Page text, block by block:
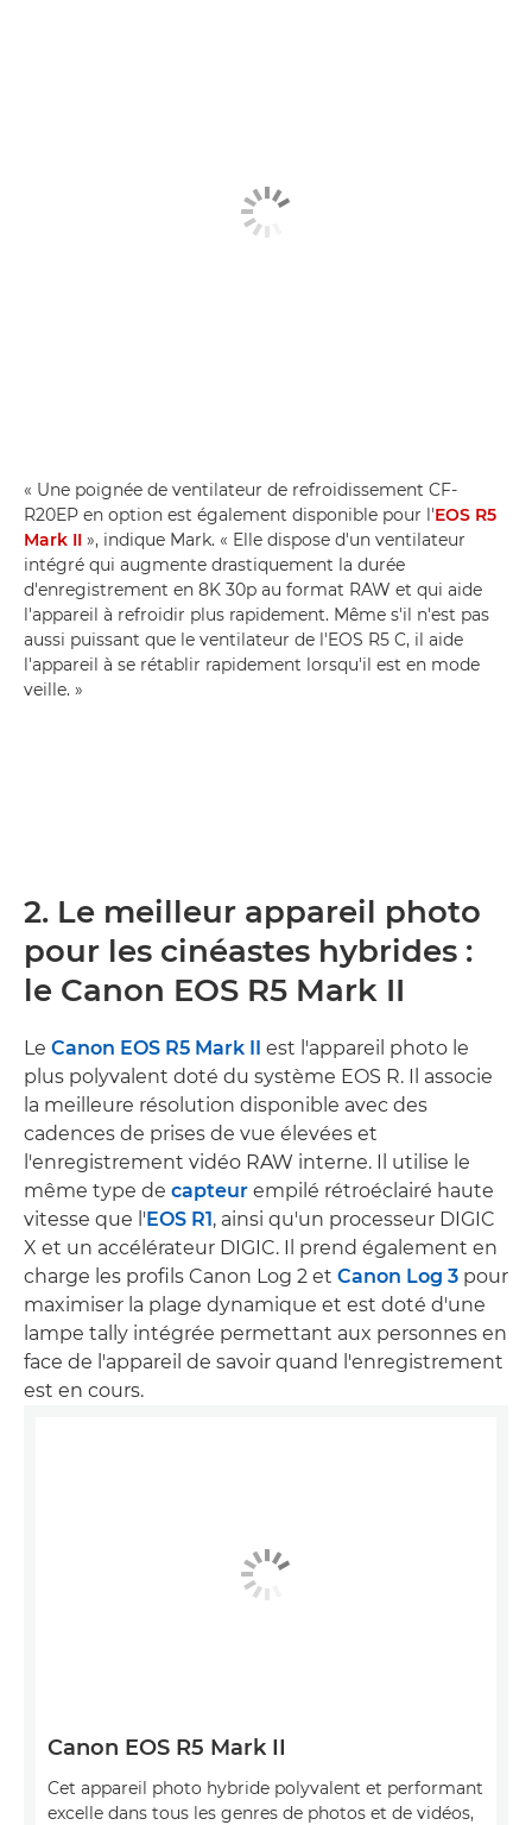
« Une poignée de ventilateur de refroidissement CF-
R20EP en option est également disponible pour l'EOS R5
Mark II », indique Mark. « Elle dispose d'un ventilateur
intégré qui augmente drastiquement la durée
d'enregistrement en 8K 30p au format RAW et qui aide
l'appareil à refroidir plus rapidement. Même s'il n'est pas
aussi puissant que le ventilateur de l'EOS R5 C, il aide
l'appareil à se rétablir rapidement lorsqu'il est en mode
veille. »
2. Le meilleur appareil photo
pour les cinéastes hybrides :
le Canon EOS R5 Mark II
Le Canon EOS R5 Mark II est l'appareil photo le
plus polyvalent doté du système EOS R. Il associe
la meilleure résolution disponible avec des
cadences de prises de vue élevées et
l'enregistrement vidéo RAW interne. Il utilise le
même type de capteur empilé rétroéclairé haute
vitesse que l'EOS R1, ainsi qu'un processeur DIGIC
X et un accélérateur DIGIC. Il prend également en
charge les profils Canon Log 2 et Canon Log 3 pour
maximiser la plage dynamique et est doté d'une
lampe tally intégrée permettant aux personnes en
face de l'appareil de savoir quand l'enregistrement
est en cours.
Canon EOS R5 Mark II
Cet appareil photo hybride polyvalent et performant
excelle dans tous les genres de photos et de vidéos,